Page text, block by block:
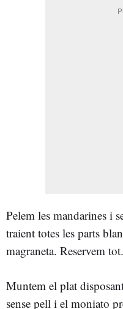
Pelem les mandarines i
traient totes les parts
magraneta. Reservem tot.
Muntem el plat
sense pell i el moniato